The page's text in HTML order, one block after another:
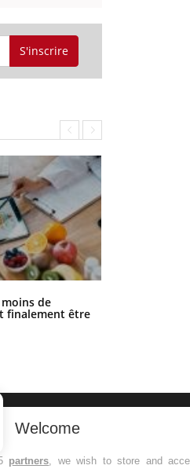
S'inscrire
de
finalement être
Welcome
partners, we wish to store and